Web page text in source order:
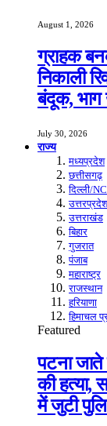
August 1, 2026
ग्राहक
निकाली
बंदूक, भाग
July 30, 2026
राज्य
मध्यप्रदेश
छत्तीसगढ़
दिल्ली/
उत्तरप्रदेश
उत्तराखंड
बिहार
गुजरात
पंजाब
महाराष्ट्र
राजस्थान
हरियाणा
हिमाचल
Featured
पटना
की हत्या,
में जुटी